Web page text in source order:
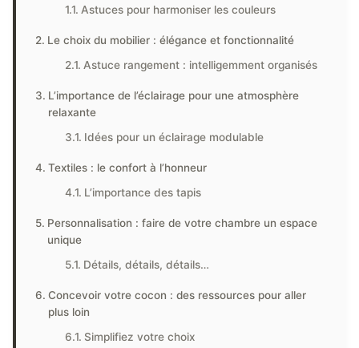
Astuces pour harmoniser les couleurs
Le choix du mobilier : élégance et fonctionnalité
Astuce rangement : intelligemment organisés
L’importance de l’éclairage pour une atmosphère
relaxante
Idées pour un éclairage modulable
Textiles : le confort à l’honneur
L’importance des tapis
Personnalisation : faire de votre chambre un espace
unique
Détails, détails, détails…
Concevoir votre cocon : des ressources pour aller
plus loin
Simplifiez votre choix